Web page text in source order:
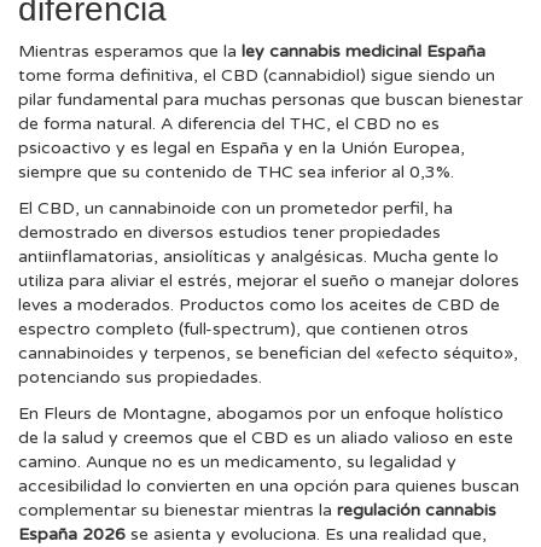
diferencia
Mientras esperamos que la ley cannabis medicinal España
tome forma definitiva, el CBD (cannabidiol) sigue siendo un
pilar fundamental para muchas personas que buscan bienestar
de forma natural. A diferencia del THC, el CBD no es
psicoactivo y es legal en España y en la Unión Europea,
siempre que su contenido de THC sea inferior al 0,3%.
El CBD, un cannabinoide con un prometedor perfil, ha
demostrado en diversos estudios tener propiedades
antiinflamatorias, ansiolíticas y analgésicas. Mucha gente lo
utiliza para aliviar el estrés, mejorar el sueño o manejar dolores
leves a moderados. Productos como los aceites de CBD de
espectro completo (full-spectrum), que contienen otros
cannabinoides y terpenos, se benefician del «efecto séquito»,
potenciando sus propiedades.
En Fleurs de Montagne, abogamos por un enfoque holístico
de la salud y creemos que el CBD es un aliado valioso en este
camino. Aunque no es un medicamento, su legalidad y
accesibilidad lo convierten en una opción para quienes buscan
complementar su bienestar mientras la regulación cannabis
España 2026 se asienta y evoluciona. Es una realidad que,